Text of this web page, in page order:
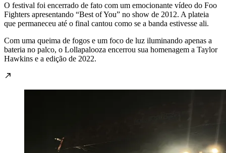
O festival foi encerrado de fato com um emocionante vídeo do Foo
Fighters apresentando “Best of You” no show de 2012. A plateia
que permaneceu até o final cantou como se a banda estivesse ali.
Com uma queima de fogos e um foco de luz iluminando apenas a
bateria no palco, o Lollapalooza encerrou sua homenagem a Taylor
Hawkins e a edição de 2022.